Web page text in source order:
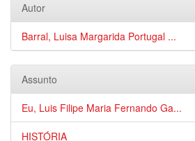
Autor
Barral, Luisa Margarida Portugal ...
Assunto
Eu, Luis Filipe Maria Fernando Ga...
HISTÓRIA